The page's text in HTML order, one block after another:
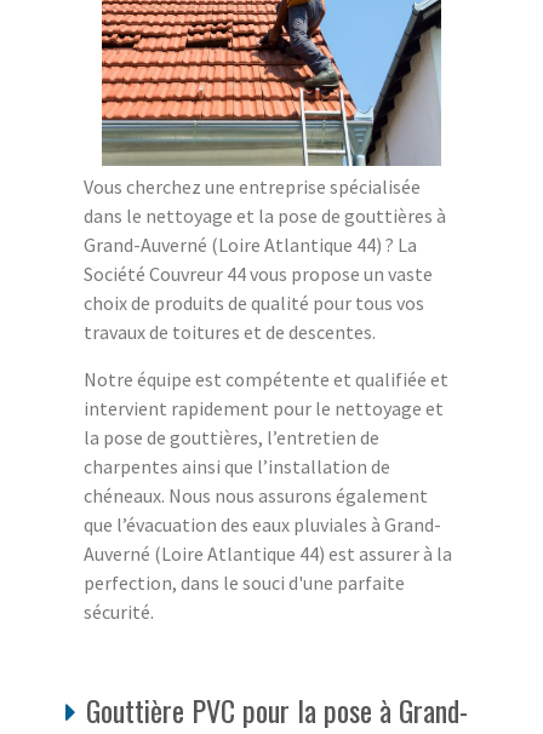
Vous cherchez une entreprise spécialisée
dans le nettoyage et la pose de gouttières à
Grand-Auverné (Loire Atlantique 44) ? La
Société Couvreur 44 vous propose un vaste
choix de produits de qualité pour tous vos
travaux de toitures et de descentes.
Notre équipe est compétente et qualifiée et
intervient rapidement pour le nettoyage et
la pose de gouttières, l’entretien de
charpentes ainsi que l’installation de
chéneaux. Nous nous assurons également
que l’évacuation des eaux pluviales à Grand-
Auverné (Loire Atlantique 44) est assurer à la
perfection, dans le souci d'une parfaite
sécurité.
Gouttière PVC pour la pose à Grand-